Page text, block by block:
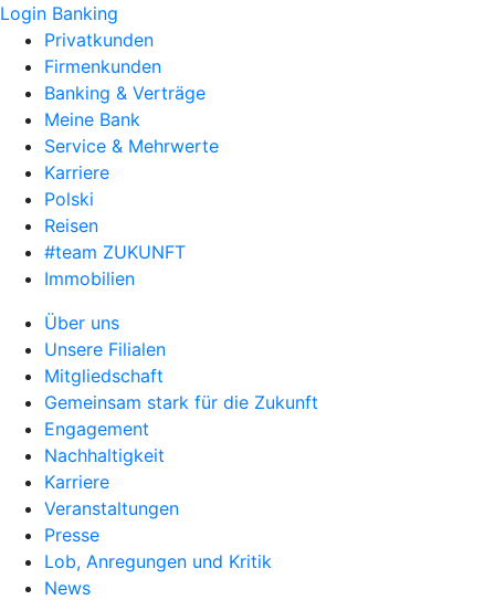
Login Banking
Privatkunden
Firmenkunden
Banking & Verträge
Meine Bank
Service & Mehrwerte
Karriere
Polski
Reisen
#team ZUKUNFT
Immobilien
Über uns
Unsere Filialen
Mitgliedschaft
Gemeinsam stark für die Zukunft
Engagement
Nachhaltigkeit
Karriere
Veranstaltungen
Presse
Lob, Anregungen und Kritik
News